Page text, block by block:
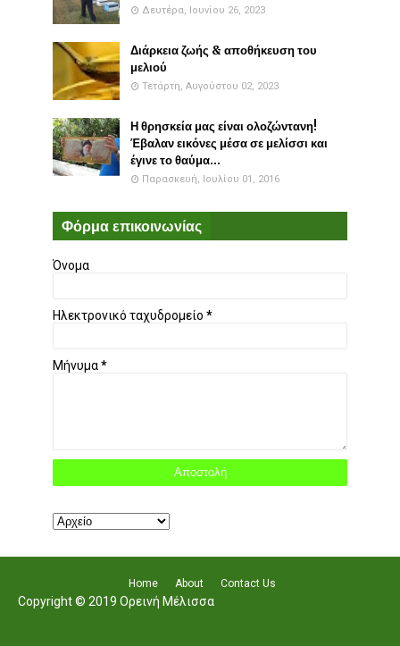
Δευτέρα, Ιουνίου 26, 2023
Διάρκεια ζωής & αποθήκευση του
μελιού
Τετάρτη, Αυγούστου 02, 2023
Η θρησκεία μας είναι ολοζώντανη!
Έβαλαν εικόνες μέσα σε μελίσσι και
έγινε το θαύμα...
Παρασκευή, Ιουλίου 01, 2016
Φόρμα επικοινωνίας
Όνομα
Ηλεκτρονικό ταχυδρομείο *
Μήνυμα*
Home About Contact Us
Copyright © 2019 Ορεινή Μέλισσα